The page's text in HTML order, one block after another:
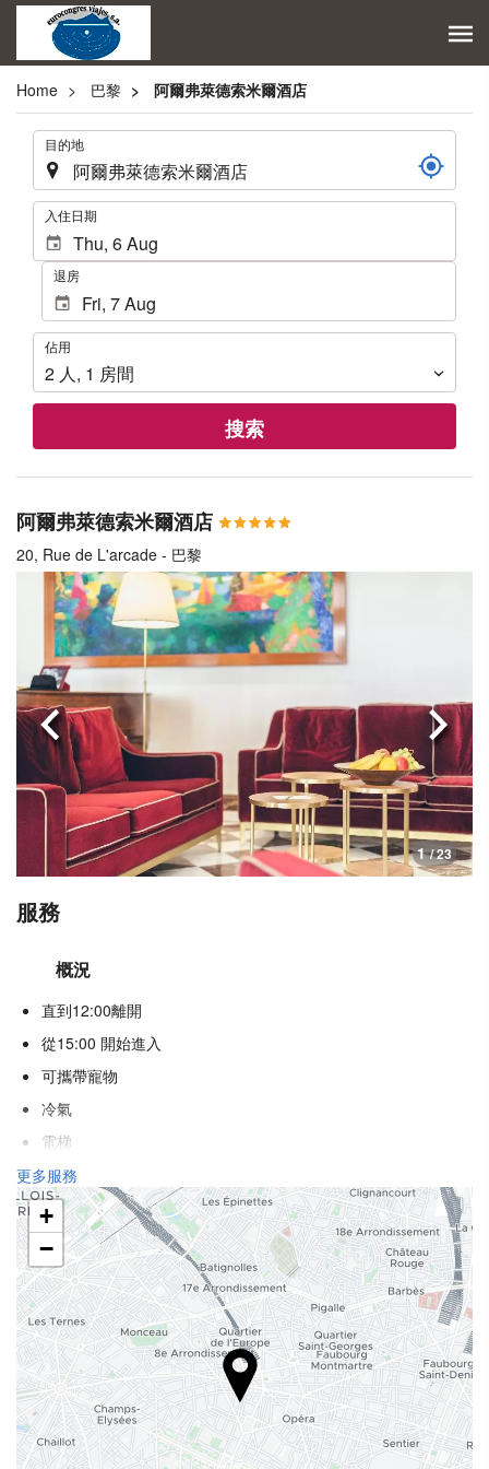
Home 巴黎 阿爾弗萊德索米爾酒店
. 目的地
. 入住日期
退房
佔
用
佔用
2 人, 1 房間
搜索
阿爾弗萊德索米爾酒店
20, Rue de L'arcade - 巴黎
1 / 23
上一頁 下一
服務
概況
直到12:00離開
從15:00 開始進入
可攜帶寵物
冷氣
電梯
殘疾人專用入口
不吸煙房
吸煙區
食品與飲品
飯店
兒童餐
特殊飲食菜單（隨需提供）
客房服務
更多服務
+
−